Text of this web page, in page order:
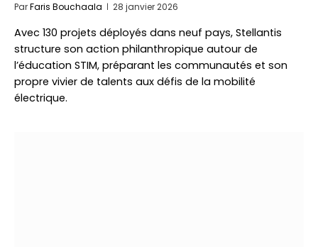
ParFaris Bouchaala 28 janvier 2026
Avec 130 projets déployés dans neuf pays, Stellantis
structure son action philanthropique autour de
l’éducation STIM, préparant les communautés et son
propre vivier de talents aux défis de la mobilité
électrique.